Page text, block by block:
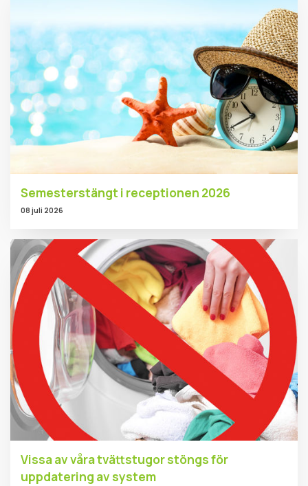
Semesterstängt i receptionen 2026
08 juli 2026
Vissa av våra tvättstugor stöngs för
uppdatering av system